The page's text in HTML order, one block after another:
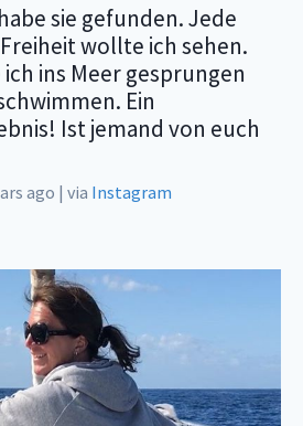
sie gefunden. Jede
wollte ich sehen.
ins Meer gesprungen
Ein
Ist jemand von euch
ago | via Instagram